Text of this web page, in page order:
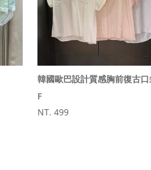
F
NT. 499